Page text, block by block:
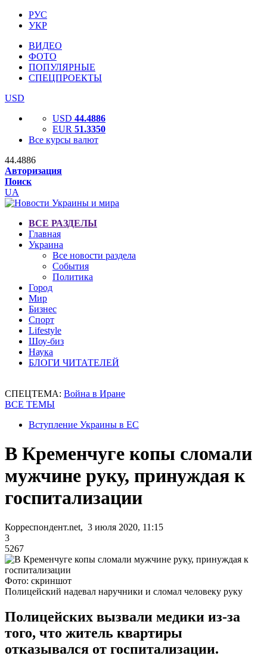
РУС
УКР
ВИДЕО
ФОТО
ПОПУЛЯРНЫЕ
СПЕЦПРОЕКТЫ
USD
USD 44.4886
EUR 51.3350
Все курсы валют
44.4886
Авторизация
Поиск
UA
ВСЕ РАЗДЕЛЫ
Главная
Украина
Все новости раздела
События
Политика
Город
Мир
Бизнес
Спорт
Lifestyle
Шоу-биз
Наука
БЛОГИ ЧИТАТЕЛЕЙ
СПЕЦТЕМА: Война в Иране
ВСЕ ТЕМЫ
Вступление Украины в ЕС
В Кременчуге копы сломали
мужчине руку, принуждая к
госпитализации
Корреспондент.net, 3 июля 2020, 11:15
3
5267
Фото: скриншот
Полицейский надевал наручники и сломал человеку руку
Полицейских вызвали медики из-за
того, что житель квартиры
отказывался от госпитализации.